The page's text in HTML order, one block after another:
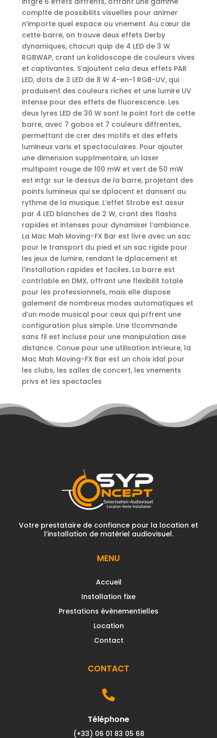
complte de possibilits visuelles pour animer
n’importe quel espace ou vnement. Au cœur de
cette barre, on trouve deux effets Derby
dynamiques, chacun quip de 4 LED de 3 W
RGBWAP, crant un kalidoscope de couleurs vives
et captivantes. S’ajoutent cela deux effets PAR
LED, dots de 3 LED de 8 W 4-en-1 RGB-UV, qui
produisent des couleurs riches et une lumire UV
intense pour des effets de fluorescence. Les
deux lyres LED de 30 W sont le point fort de cette
barre, avec 7 gobos et 7 couleurs diffrentes,
permettant de crer des motifs et des effets
lumineux varis et spectaculaires. Pour ajouter
une dimension supplmentaire, un laser
multipoint rouge de 100 mW et vert de 50 mW
est intgr sur le dessus de la barre, projetant des
points lumineux qui se dplacent et dansent au
rythme de la musique. L’effet Strobe est assur
par 4 LED blanches de 2 W, crant des flashs
rapides et intenses pour dynamiser l’ambiance.
La Mac Mah Moving-FX Bar est livre avec un sac
pour le transport du pied et un sac rigide pour
les jeux de lumire, rendant le dplacement et
l’installation rapides et faciles. La barre est
contrlable en DMX, offrant une flexibilit totale
pour les professionnels, mais elle dispose
galement de nombreux modes automatiques et
d’un mode musical pour ceux qui prfrent une
configuration plus simple. Une tlcommande
sans fil est incluse pour une manipulation aise
distance. Conue pour une utilisation intrieure, la
Mac Mah Moving-FX Bar est un choix idal pour
les clubs, les salles de concert, les vnements
privs et les spectacles
Votre prestataire de confiance pour la location et
l’installation de matériel audiovisuel.
MENU
Accueil
Installation fixe
Prestations évènementielles
Location
Contact
CONTACT

Téléphone
(+33) 06 01 83 05 68